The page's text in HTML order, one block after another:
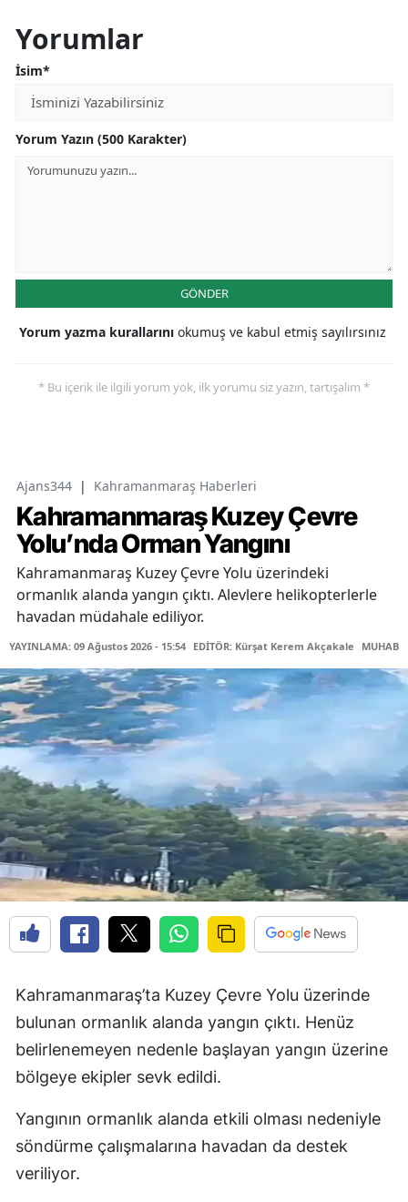
Yorumlar
İsim*
Yorum Yazın (500 Karakter)
GÖNDER
Yorum yazma kurallarını okumuş ve kabul etmiş sayılırsınız
* Bu içerik ile ilgili yorum yok, ilk yorumu siz yazın, tartışalım *
Ajans344 | Kahramanmaraş Haberleri
Kahramanmaraş Kuzey Çevre
Yolu’nda Orman Yangını
Kahramanmaraş Kuzey Çevre Yolu üzerindeki
ormanlık alanda yangın çıktı. Alevlere helikopterlerle
havadan müdahale ediliyor.
YAYINLAMA: 09 Ağustos 2026 - 15:54 EDİTÖR: Kürşat Kerem Akçakale
Kahramanmaraş’ta Kuzey Çevre Yolu üzerinde
bulunan ormanlık alanda yangın çıktı. Henüz
belirlenemeyen nedenle başlayan yangın üzerine
bölgeye ekipler sevk edildi.
Yangının ormanlık alanda etkili olması nedeniyle
söndürme çalışmalarına havadan da destek
veriliyor.